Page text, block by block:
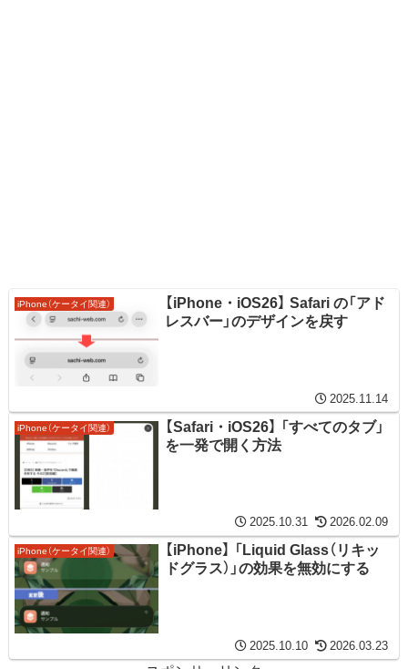
iPhone（ケータイ関連）
【iPhone・iOS26】 Safari の「アド
レスバー」のデザインを戻す
2025.11.14
iPhone（ケータイ関連）
【Safari・iOS26】 「すべてのタブ」
を一発で開く方法
2025.10.31 2026.02.09
iPhone（ケータイ関連）
【iPhone】 「Liquid Glass（リキッ
ドグラス）」の効果を無効にする
2025.10.10 2026.03.23